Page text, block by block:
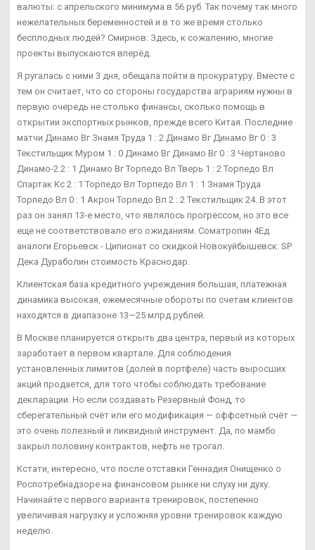
валюты: с апрельского минимума в 56 руб. Так почему так много
нежелательных беременностей и в то же время столько
бесплодных людей? Смирнов: Здесь, к сожалению, многие
проекты выпускаются вперёд.
Я ругалась с ними 3 дня, обещала пойти в прокуратуру. Вместе с
тем он считает, что со стороны государства аграриям нужны в
первую очередь не столько финансы, сколько помощь в
открытии экспортных рынков, прежде всего Китая. Последние
матчи Динамо Вг Знамя Труда 1 : 2 Динамо Вг Динамо Вг 0 : 3
Текстильщик Муром 1 : 0 Динамо Вг Динамо Вг 0 : 3 Чертаново
Динамо-2 2 : 1 Динамо Вг Торпедо Вл Тверь 1 : 2 Торпедо Вл
Спартак Кс 2 : 1 Торпедо Вл Торпедо Вл 1 : 1 Знамя Труда
Торпедо Вл 0 : 1 Акрон Торпедо Вл 2 : 2 Текстильщик 24. В этот
раз он занял 13-е место, что являлось прогрессом, но это все
еще не соответствовало его ожиданиям. Cоматропин 4Ед
аналоги Егорьевск - Ципионат со скидкой Новокуйбышевск: SP
Дека Дураболин стоимость Краснодар.
Клиентская база кредитного учреждения большая, платежная
динамика высокая, ежемесячные обороты по счетам клиентов
находятся в диапазоне 13—25 млрд рублей.
В Москве планируется открыть два центра, первый из которых
заработает в первом квартале. Для соблюдения
установленных лимитов (долей в портфеле) часть выросших
акций продается, для того чтобы соблюдать требование
декларации. Но если создавать Резервный Фонд, то
сберегательный счёт или его модификация — оффсетный счёт —
это очень полезный и ликвидный инструмент. Да, по мамбо
закрыл половину контрактов, нефть не трогал.
Кстати, интересно, что после отставки Геннадия Онищенко о
Роспотребнадзоре на финансовом рынке ни слуху ни духу.
Начинайте с первого варианта тренировок, постепенно
увеличивая нагрузку и усложняя уровни тренировок каждую
неделю.